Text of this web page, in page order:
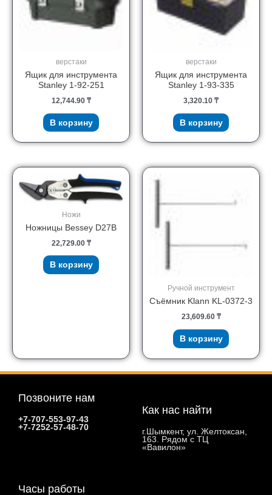
верстаки
Ящик для инструмента
Stanley 1-92-251
12,744.90 ₸
В корзину
верстаки
Ящик для инструмента
Stanley 1-93-335
3,320.10 ₸
В корзину
Ножи
Ножницы Bessey D27B
22,729.00 ₸
В корзину
Ручной инструмент
Съёмник Klann KL-0372-3
23,609.60 ₸
В корзину
Позвоните нам
+7-707-553-97-43
+7-7252-57-48-70
Как нас найти
г.Шымкент, ул. Желтоксан,
163. Рядом с ТЦ
«Вавилон»
Часы работы